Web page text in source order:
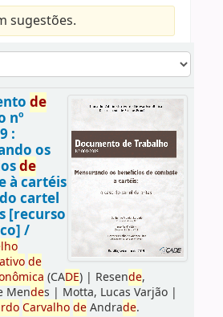
sugestões.
de
nº
:
os
de
à cartéis
cartel
[recurso
/
de
(CADE)| Resende,
Mendes | Motta, Lucas Varjão|
Carvalho deAndrade.